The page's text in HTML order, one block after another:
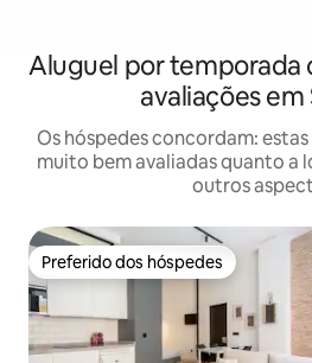
Aluguel por temporada
avaliações em
Os hóspedes concordam:
muito bem avaliadas quanto a
outros
Preferido dos hóspedes
Preferido dos hóspedes